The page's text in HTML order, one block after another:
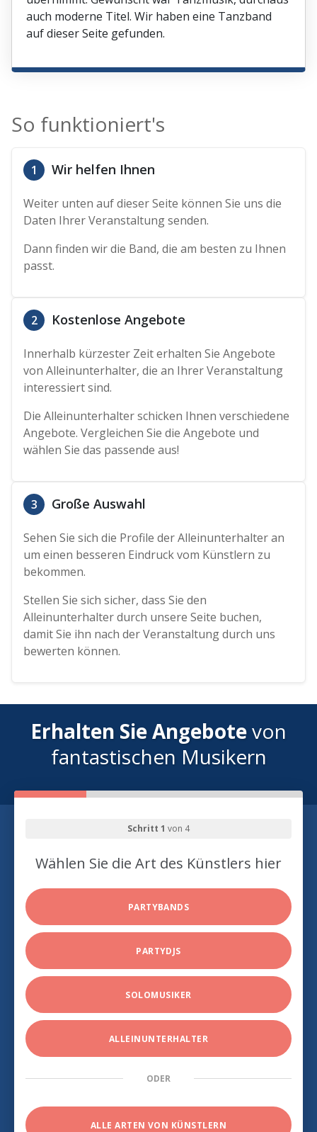
auch moderne Titel. Wir haben eine Tanzband
auf dieser Seite gefunden.
So funktioniert's
1 Wir helfen Ihnen
Weiter unten auf dieser Seite können Sie uns die
Daten Ihrer Veranstaltung senden.
Dann finden wir die Band, die am besten zu Ihnen
passt.
2 Kostenlose Angebote
Innerhalb kürzester Zeit erhalten Sie Angebote
von Alleinunterhalter, die an Ihrer Veranstaltung
interessiert sind.
Die Alleinunterhalter schicken Ihnen verschiedene
Angebote. Vergleichen Sie die Angebote und
wählen Sie das passende aus!
3 Große Auswahl
Sehen Sie sich die Profile der Alleinunterhalter an
um einen besseren Eindruck vom Künstlern zu
bekommen.
Stellen Sie sich sicher, dass Sie den
Alleinunterhalter durch unsere Seite buchen,
damit Sie ihn nach der Veranstaltung durch uns
bewerten können.
Erhalten Sie Angebotevon
fantastischen Musikern
Schritt 1 von 4
Wählen Sie die Art des Künstlers hier
PARTYBANDS
PARTYDJS
SOLOMUSIKER
ALLEINUNTERHALTER
ODER
ALLE ARTEN VON KÜNSTLERN